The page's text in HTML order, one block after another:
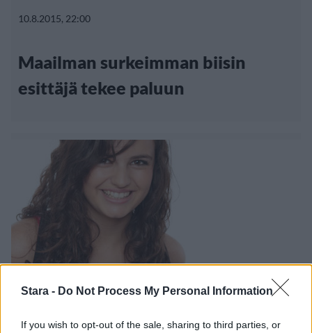
Stara - Do Not Process My Personal Information
If you wish to opt-out of the sale, sharing to third parties, or
10.8.2015, 22:00
Maailman surkeimman biisin
esittäjä tekee paluun